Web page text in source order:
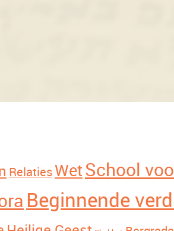
RelatiesWetSchool
Beginnende